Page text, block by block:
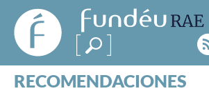
FundéuRAE
- Fundación
del Español
Urgente
RECOMENDACIONES